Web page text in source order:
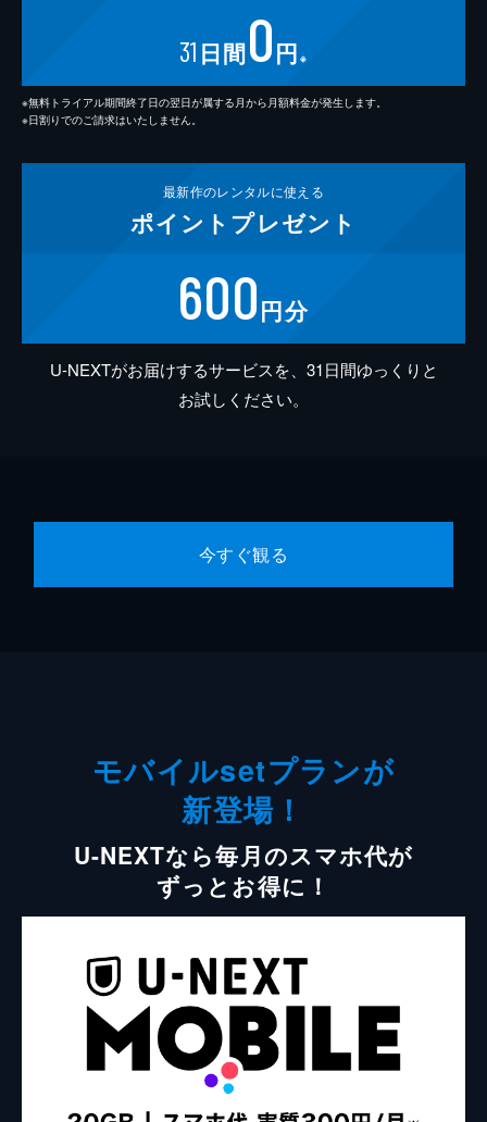
31 日間0円 ※
※無料トライアル期間終了日の翌日が属する月から月額料金が発生します。
※日割りでのご請求はいたしません。
最新作のレンタルに使える
ポイント プレゼント
600円分
U-NEXTがお届けするサービスを、31日間ゆっくりと
お試しください。
今すぐ観る
モバイルsetプランが
新登場！
U-NEXTなら毎月のスマホ代が
ずっとお得に！